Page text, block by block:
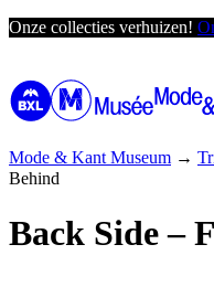
Ga
de
inhoud
Onze collecties verhuizen!
Mode & Kant Museum →
Behind
Back Side –